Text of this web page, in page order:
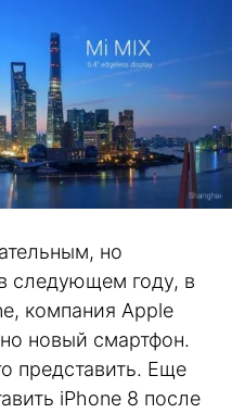
но
следующем году, в
компания Apple
новый смартфон.
представить. Еще
iPhone 8 после